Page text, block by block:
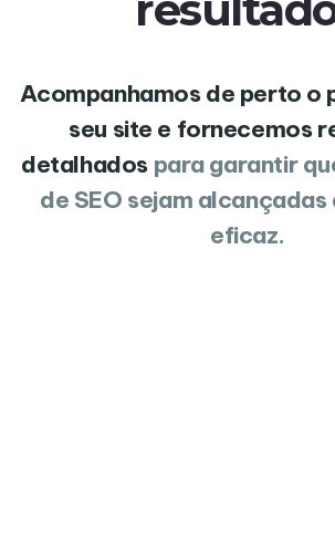
Acompanhamos de perto o
seu site e fornecemos
detalhados para garantir
de SEO sejam
eficaz.